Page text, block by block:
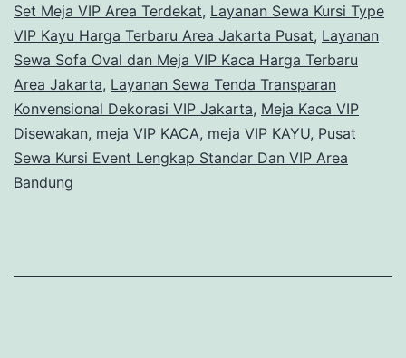
Set Meja VIP Area Terdekat, Layanan Sewa Kursi Type
VIP Kayu Harga Terbaru Area Jakarta Pusat, Layanan
Sewa Sofa Oval dan Meja VIP Kaca Harga Terbaru
Area Jakarta, Layanan Sewa Tenda Transparan
Konvensional Dekorasi VIP Jakarta, Meja Kaca VIP
Disewakan, meja VIP KACA, meja VIP KAYU, Pusat
Sewa Kursi Event Lengkap Standar Dan VIP Area
Bandung